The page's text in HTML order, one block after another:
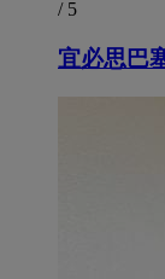
/ 5
宜必思巴